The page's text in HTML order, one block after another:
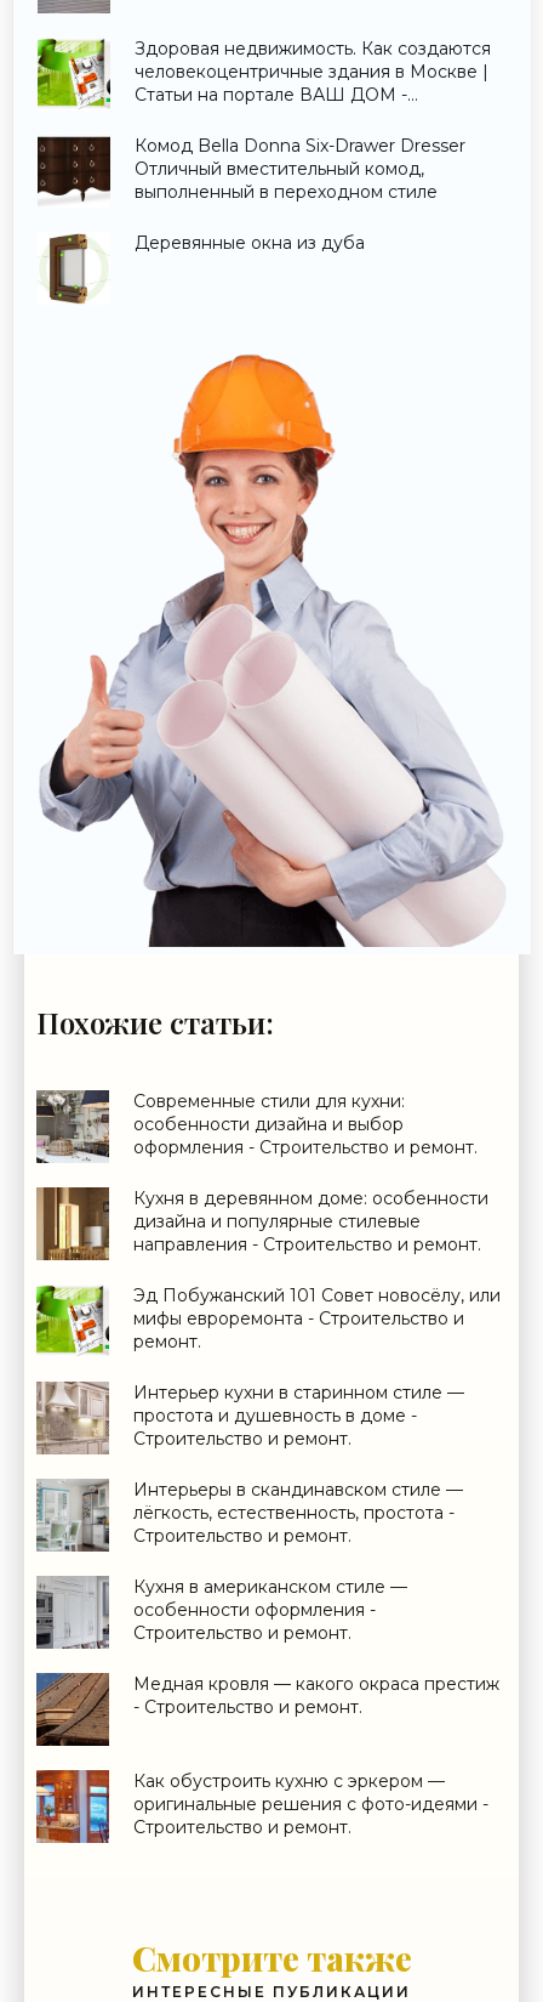
Здоровая недвижимость. Как создаются
человекоцентричные здания в Москве |
Статьи на портале ВАШ ДОМ -
Комод Bella Donna Six-Drawer Dresser
Отличный вместительный комод,
выполненный в переходном стиле
Деревянные окна из дуба
Похожие статьи:
Современные стили для кухни:
особенности дизайна и выбор
оформления - Строительство и ремонт.
Кухня в деревянном доме: особенности
дизайна и популярные стилевые
направления - Строительство и ремонт.
Эд Побужанский 101 Совет новосёлу, или
мифы евроремонта - Строительство и
ремонт.
Интерьер кухни в старинном стиле —
простота и душевность в доме -
Строительство и ремонт.
Интерьеры в скандинавском стиле —
лёгкость, естественность, простота -
Строительство и ремонт.
Кухня в американском стиле —
особенности оформления -
Строительство и ремонт.
Медная кровля — какого окраса престиж
- Строительство и ремонт.
Как обустроить кухню с эркером —
оригинальные решения с фото-идеями -
Строительство и ремонт.
Смотрите также
ИНТЕРЕСНЫЕ ПУБЛИКАЦИИ